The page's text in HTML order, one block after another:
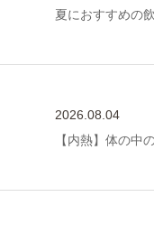
夏におすすめの
2026.08.04
【内熱】体の中